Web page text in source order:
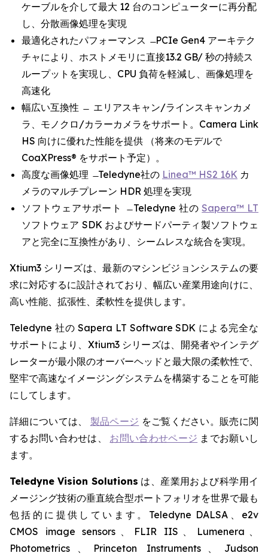
ケーブルを介して最大 12 台のコンピューターに再分配
し、分散画像処理を実現
最適化されたパフォーマンス ̶ PCIe Gen4 アーキテク
チャにより、ホストメモリに直接13.2 GB/ 秒の持続ス
ループットを実現し、CPU 負荷を軽減し、画像処理を
高速化
幅広い互換性 ̶ エリアスキャン/ラインスキャンカメ
ラ、モノクロ/カラーカメラをサポート。Camera Link
HS 向けに優れた性能を提供 （将来のモデルで
CoaXPress® をサポート予定）。
高度な画像処理 ̶ Teledyne社の Linea™ HS2 16K カ
メラのマルチプレーン HDR 処理を実現
ソフトウェアサポート ̶ Teledyne 社のSapera™ LT
ソフトウェア SDK およびサードパーティ製ソフトウェ
アと完全に互換性があり、シームレスな統合を実現。
Xtium3 シリーズは、最新のマシンビジョンシステムの要
求に対応するに設計されており、幅広い産業用途向けに、
高い性能、拡張性、柔軟性を提供します。
Teledyne 社の Sapera LT Software SDK による完全な
サポートにより、Xtium3 シリーズは、開発者やインテグ
レーターが最小限のオーバーヘッドと最大限の柔軟性で、
堅牢で高速なイメージングシステムを構築することを可能
にしてします。
詳細については、 製品ページ をご覧ください。販売に関
するお問い合わせは、 お問い合わせページ までお願いし
ます。
Teledyne Vision Solutions は、産業用および科学用イ
メージング技術の垂直統合型ポートフォリオを世界で最も
包括的に提供しています。Teledyne DALSA、e2v
CMOS image sensors、FLIR IIS、Lumenera、
Photometrics、Princeton Instruments、Judson